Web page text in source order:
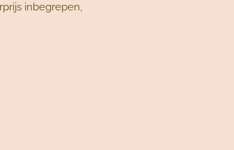
inbegrepen,